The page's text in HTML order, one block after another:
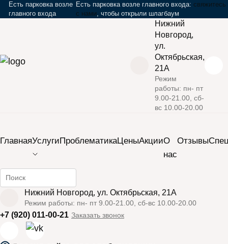
Есть парковка возле
главного входа
Есть парковка возле главного входа: свяжитесь
с нами, чтобы открыли шлагбаум
Нижний
Новгород,
ул.
Октябрьская,
21А
Режим
работы: пн- пт
9.00-21.00, сб-
вс 10.00-20.00
ГлавнаяУслугиПроблематикаЦеныАкцииО
нас
Отзывы
Нижний Новгород, ул. Октябрьская, 21А
Режим работы: пн- пт 9.00-21.00, сб-вс 10.00-20.00
+7 (920) 011-00-21 Заказать звонок
Аппаратная косметология›
Фотоомоложение шеи
Фотоомоложение
шеи